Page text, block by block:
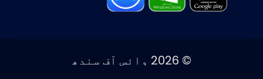
© 2026 وائس آف سندھ